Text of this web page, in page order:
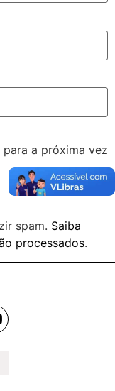
a próxima vez
spam. Saiba
processados.